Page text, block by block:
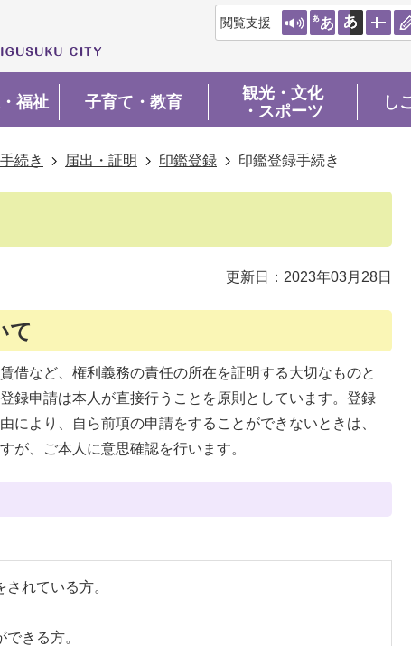
閲覧支援
福祉 子育て・教育
観光・文化
・スポーツ
し
続き 届出・証明 印鑑登録 印鑑登録手続き
更新日：2023年03月28日
て
借など、権利義務の責任の所在を証明する大切なものと
録申請は本人が直接行うことを原則としています。登録
により、自ら前項の申請をすることができないときは、
が、ご本人に意思確認を行います。
れている方。
きる方。